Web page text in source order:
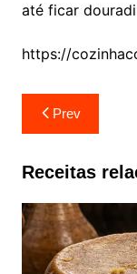
até ficar
https://
Navegação
de
artigos
Prev
Receitas